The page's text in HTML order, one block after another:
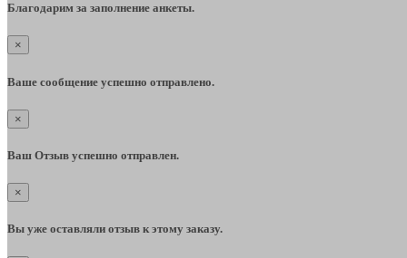
Благодарим за заполнение анкеты.
×
Ваше сообщение успешно отправлено.
×
Ваш Отзыв успешно отправлен.
×
Вы уже оставляли отзыв к этому заказу.